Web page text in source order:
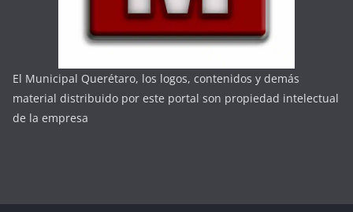
El Municipal Querétaro, los logos, contenidos y demás
material distribuido por este portal son propiedad intelectual
de la empresa